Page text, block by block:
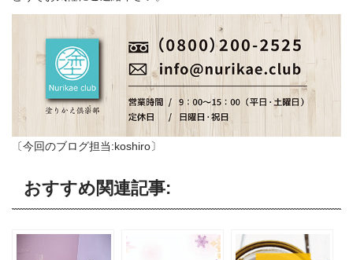
〔今回のブログ担当:koshiro〕
おすすめ関連記事: